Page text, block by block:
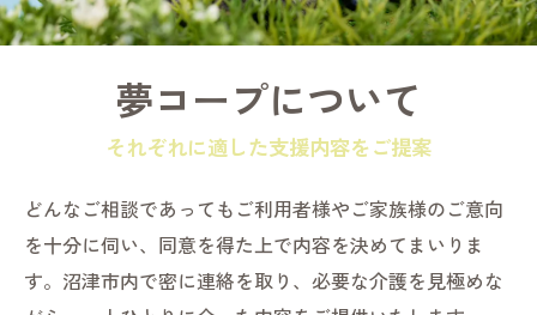
夢コープについて
それぞれに適した支援内容をご提案
どんなご相談であってもご利用者様やご家族様のご意向
を十分に伺い、同意を得た上で内容を決めてまいりま
す。沼津市内で密に連絡を取り、必要な介護を見極めな